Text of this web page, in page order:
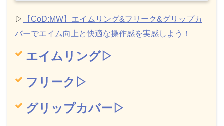
▷
【CoD:MW】エイムリング&フリーク&グリップカ
バーでエイム向上と快適な操作感を実感しよう！
エイムリング▷
フリーク▷
グリップカバー▷